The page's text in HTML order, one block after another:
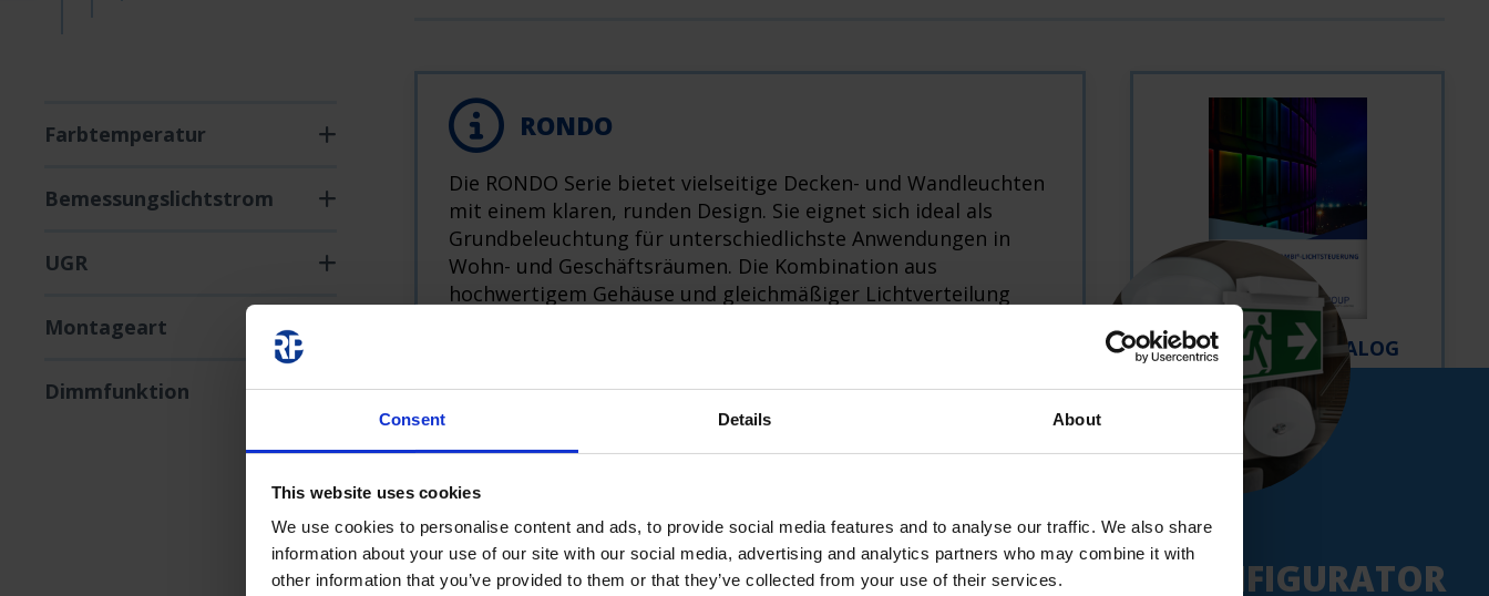
Consent Details About
This website uses cookies
We use cookies to personalise content and ads, to provide social media features and to analyse our traffic. We also share
information about your use of our site with our social media, advertising and analytics partners who may combine it with
other information that you’ve provided to them or that they’ve collected from your use of their services.
NEU:
PRODUKTKONFIGURATOR
Farbtemperatur
Bemessungslichtstrom
UGR
Montageart
Dimmfunktion
RONDO
Die RONDO Serie bietet vielseitige Decken- und Wandleuchten
mit einem klaren, runden Design. Sie eignet sich ideal als
Grundbeleuchtung für unterschiedlichste Anwendungen in
Wohn- und Geschäftsräumen. Die Kombination aus
hochwertigem Gehäuse und gleichmäßiger Lichtverteilung
DOWNLOAD KATALOG
CASAMBI